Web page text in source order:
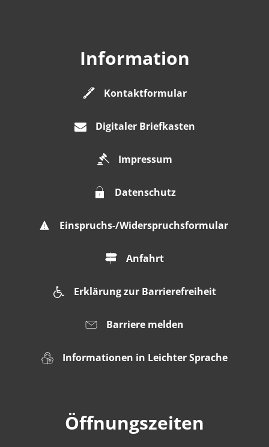
Information
Kontaktformular
Digitaler Briefkasten
Impressum
Datenschutz
Einspruchs-/Widerspruchsformular
Anfahrt
Erklärung zur Barrierefreiheit
Barriere melden
Informationen in Leichter Sprache
Öffnungszeiten